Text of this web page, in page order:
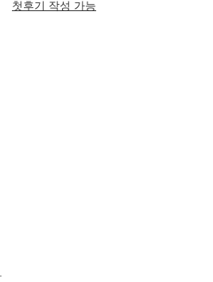
첫후기 작성 가능